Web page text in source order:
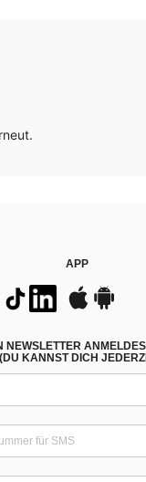
APP
NEWSLETTER
KANNST DICH